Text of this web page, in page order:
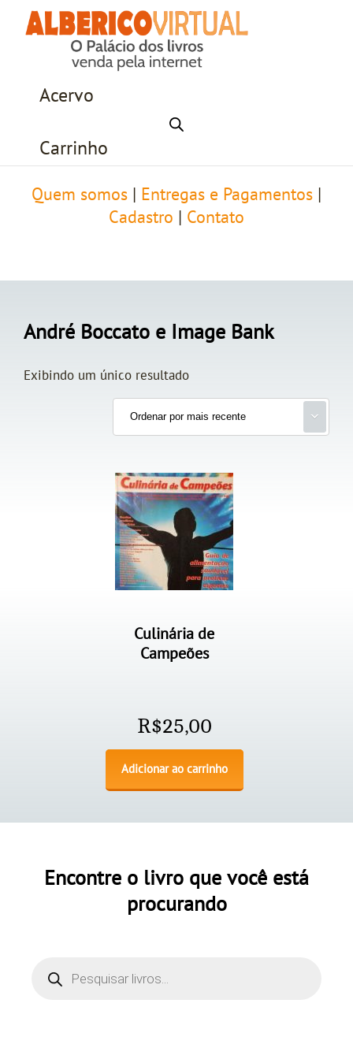
Acervo
Carrinho
Quem somos Entregas e Pagamentos
Cadastro
Contato
André Boccato e Image Bank
Exibindo um único resultado
Culinária de
Campeões
R$25,00
Adicionar ao carrinho
Encontre o livro que você está
procurando